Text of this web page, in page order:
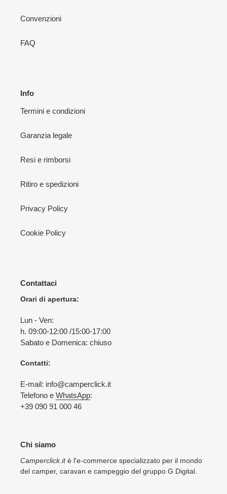
Convenzioni
FAQ
Info
Termini e condizioni
Garanzia legale
Resi e rimborsi
Ritiro e spedizioni
Privacy Policy
Cookie Policy
Contattaci
Orari di apertura:
Lun - Ven:
h. 09:00-12:00 /15:00-17:00
Sabato e Domenica: chiuso
Contatti:
E-mail: info@camperclick.it
Telefono e WhatsApp:
+39 090 91 000 46
Chi siamo
Camperclick.itè l'e-commerce specializzato per il mondo
del camper, caravan e campeggio del gruppo G Digital.